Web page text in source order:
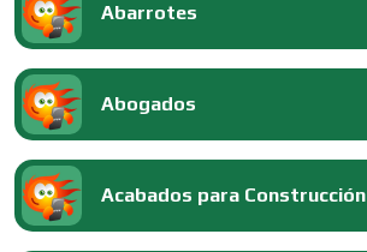
Abarrotes
Abogados
Acabados para Construcción